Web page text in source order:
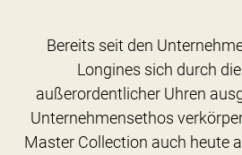
Bereits seit den
Longines sich durch
außerordentlicher Uhren
Unternehmensethos
Master Collection auch heute